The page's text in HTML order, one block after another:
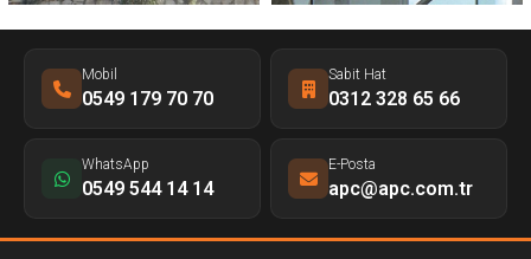
Mobil
0549 179 70 70
Sabit Hat
0312 328 65 66
WhatsApp
0549 544 14 14
E-Posta
apc@apc.com.tr